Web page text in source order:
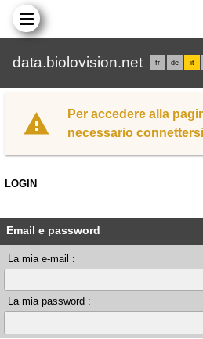
data.biolovision.net fr de it
Per accedere alla
necessario connettersi
LOGIN
Email e password
La mia e-mail :
La mia password :